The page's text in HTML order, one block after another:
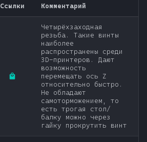
Ссылки Комментарий
Четырёхзаходная
резьба. Такие винты
наиболее
распространены среди
3D-принтеров. Дают
возможность
перемещать ось Z
относительно быстро.
Не обладают
самоторможением, то
есть трогая стол/
балку можно через
гайку прокрутить винт